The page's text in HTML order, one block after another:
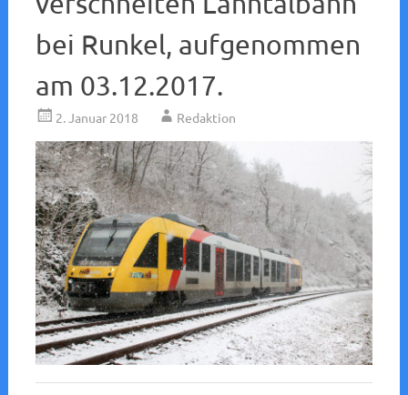
bei Runkel, aufgenommen
am 03.12.2017.
2. Januar 2018 Redaktion